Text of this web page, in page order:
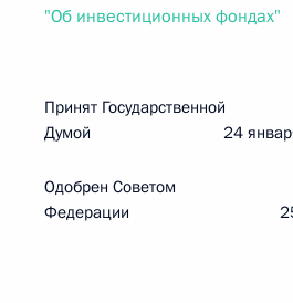
"Об инвестиционных фондах"
Принят Государственной
Думой 24 января
Одобрен Советом
Федерации 25